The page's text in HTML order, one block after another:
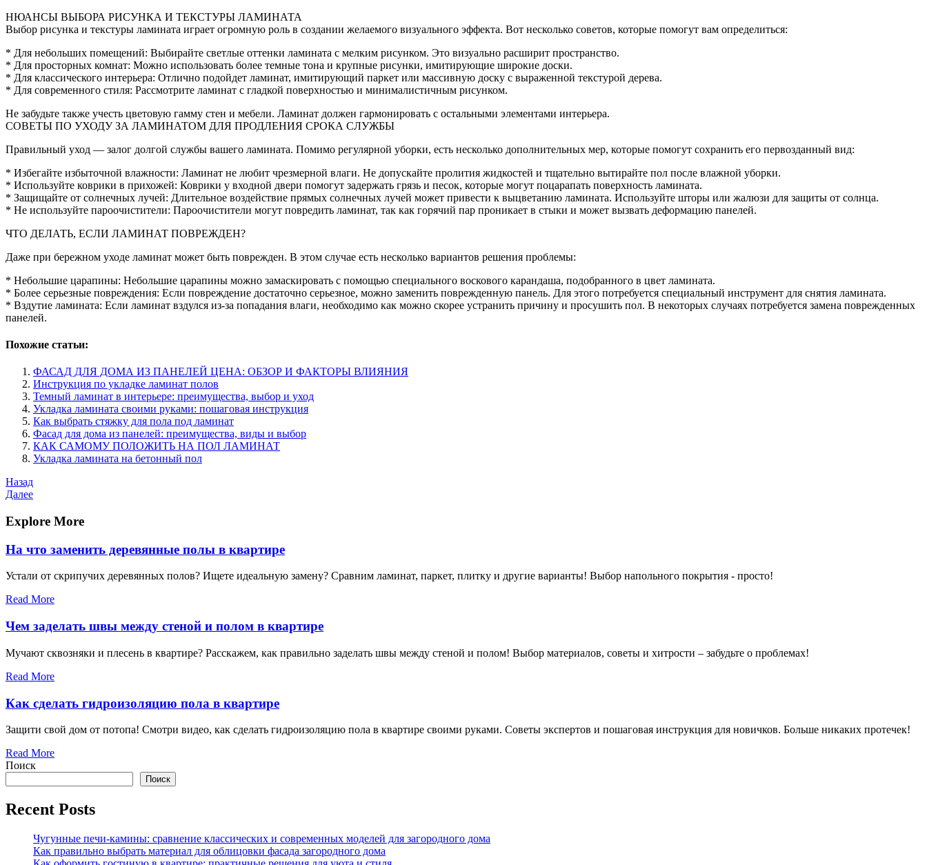
НЮАНСЫ ВЫБОРА РИСУНКА И ТЕКСТУРЫ ЛАМИНАТА
Выбор рисунка и текстуры ламината играет огромную роль в создании желаемого визуального эффекта. Вот несколько советов, которые помогут вам определиться:
* Для небольших помещений: Выбирайте светлые оттенки ламината с мелким рисунком. Это визуально расширит пространство.
* Для просторных комнат: Можно использовать более темные тона и крупные рисунки, имитирующие широкие доски.
* Для классического интерьера: Отлично подойдет ламинат, имитирующий паркет или массивную доску с выраженной текстурой дерева.
* Для современного стиля: Рассмотрите ламинат с гладкой поверхностью и минималистичным рисунком.
Не забудьте также учесть цветовую гамму стен и мебели. Ламинат должен гармонировать с остальными элементами интерьера.
СОВЕТЫ ПО УХОДУ ЗА ЛАМИНАТОМ ДЛЯ ПРОДЛЕНИЯ СРОКА СЛУЖБЫ
Правильный уход ― залог долгой службы вашего ламината. Помимо регулярной уборки, есть несколько дополнительных мер, которые помогут сохранить его первозданный вид:
* Избегайте избыточной влажности: Ламинат не любит чрезмерной влаги. Не допускайте пролития жидкостей и тщательно вытирайте пол после влажной уборки.
* Используйте коврики в прихожей: Коврики у входной двери помогут задержать грязь и песок, которые могут поцарапать поверхность ламината.
* Защищайте от солнечных лучей: Длительное воздействие прямых солнечных лучей может привести к выцветанию ламината. Используйте шторы или жалюзи для защиты от солнца.
* Не используйте пароочистители: Пароочистители могут повредить ламинат, так как горячий пар проникает в стыки и может вызвать деформацию панелей.
ЧТО ДЕЛАТЬ, ЕСЛИ ЛАМИНАТ ПОВРЕЖДЕН?
Даже при бережном уходе ламинат может быть поврежден. В этом случае есть несколько вариантов решения проблемы:
* Небольшие царапины: Небольшие царапины можно замаскировать с помощью специального воскового карандаша, подобранного в цвет ламината.
* Более серьезные повреждения: Если повреждение достаточно серьезное, можно заменить поврежденную панель. Для этого потребуется специальный инструмент для снятия ламината.
* Вздутие ламината: Если ламинат вздулся из-за попадания влаги, необходимо как можно скорее устранить причину и просушить пол. В некоторых случаях потребуется замена поврежденных
панелей.
Похожие статьи:
ФАСАД ДЛЯ ДОМА ИЗ ПАНЕЛЕЙ ЦЕНА: ОБЗОР И ФАКТОРЫ ВЛИЯНИЯ
Инструкция по укладке ламинат полов
Темный ламинат в интерьере: преимущества, выбор и уход
Укладка ламината своими руками: пошаговая инструкция
Как выбрать стяжку для пола под ламинат
Фасад для дома из панелей: преимущества, виды и выбор
КАК САМОМУ ПОЛОЖИТЬ НА ПОЛ ЛАМИНАТ
Укладка ламината на бетонный пол
Навигация
по
записям
Предыдущая
запись
Назад
Следующая
Далее
Explore More
На что заменить деревянные полы в квартире
Устали от скрипучих деревянных полов? Ищете идеальную замену? Сравним ламинат, паркет, плитку и другие варианты! Выбор напольного покрытия - просто!
Read More
Чем заделать швы между стеной и полом в квартире
Мучают сквозняки и плесень в квартире? Расскажем, как правильно заделать швы между стеной и полом! Выбор материалов, советы и хитрости – забудьте о проблемах!
Read More
Как сделать гидроизоляцию пола в квартире
Защити свой дом от потопа! Смотри видео, как сделать гидроизоляцию пола в квартире своими руками. Советы экспертов и пошаговая инструкция для новичков. Больше никаких протечек!
Read More
Поиск
Поиск
Recent Posts
Чугунные печи-камины: сравнение классических и современных моделей для загородного дома
Как правильно выбрать материал для облицовки фасада загородного дома